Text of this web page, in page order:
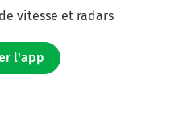
vitesse et radars
l'app